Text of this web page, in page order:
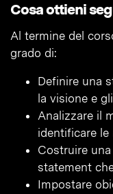
Cosa ottieni
Al termine del
grado di:
Definire una
la visione e
Analizzare il
identificare le
Costruire
statement
Impostare